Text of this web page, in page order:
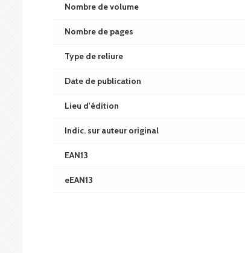
Nombre de volume
Nombre de pages
Type de reliure
Date de publication
Lieu d'édition
Indic. sur auteur original
EAN13
eEAN13